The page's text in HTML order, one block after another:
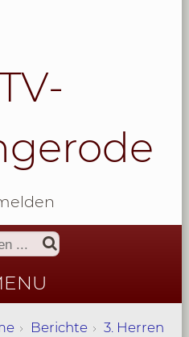
Berichte
3. Herren